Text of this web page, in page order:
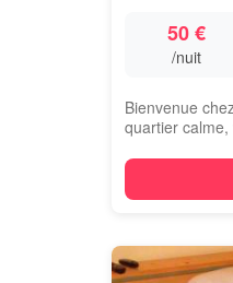
50 €
/nuit
Bienvenue
quartier